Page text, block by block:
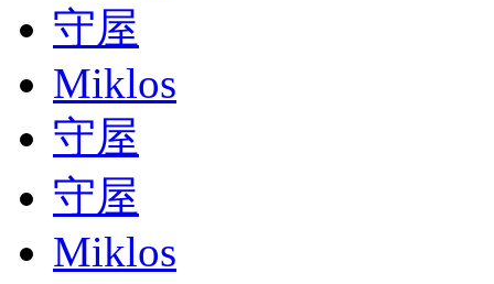
守屋
Miklos
守屋
守屋
Miklos